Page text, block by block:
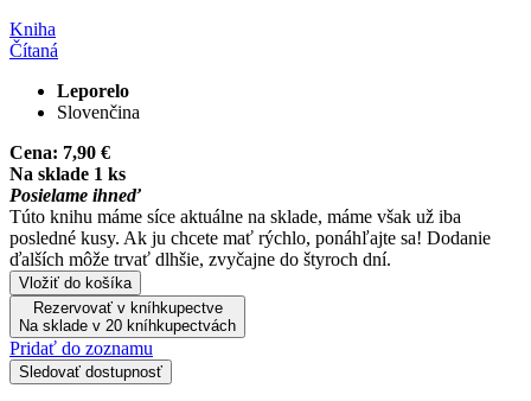
Kniha
Čítaná
Leporelo
Slovenčina
Cena: 7,90 €
Na sklade 1 ks
Posielame ihneď
Túto knihu máme síce aktuálne na sklade, máme však už iba
posledné kusy. Ak ju chcete mať rýchlo, ponáhľajte sa! Dodanie
ďalších môže trvať dlhšie, zvyčajne do štyroch dní.
Vložiť do košíka
Rezervovať v kníhkupectve
Na sklade v 20 kníhkupectvách
Pridať do zoznamu
Sledovať dostupnosť